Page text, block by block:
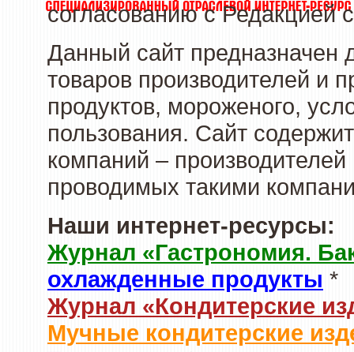
согласованию с Редакцией
Данный сайт предназначен
товаров производителей и
продуктов, мороженого,
пользования. Сайт
компаний –
проводимых такими
Наши интернет-ресурсы:
Журнал «Гастрономия.
охлажденные продукты *
Журнал «Кондитерские
Мучные кондитерские